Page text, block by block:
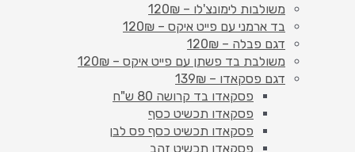
משולבות לימונצ'לו – 120₪
בד ארמני עם פייט איקס – 120₪
דגם פבלה – 120₪
משולבת בד פשתן עם פייט איקס – 120₪
דגם פסקאדו – 139₪
פסקאדו בד קרושה 80 ש"ח
פסקאדו תכשיט כסף
פסקאדו תכשיט כסף פס לבן
פסקאדו תכשיט זהב